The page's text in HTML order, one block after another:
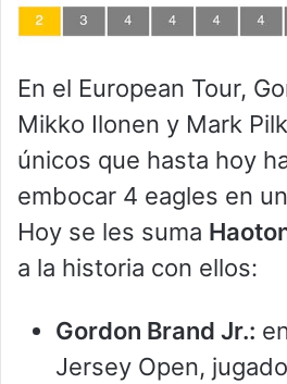
En el European Tour,
Mikko Ilonen y Mark
únicos que hasta hoy
embocar 4 eagles en
Hoy se les suma
a la historia con ellos:
Gordon Brand Jr.:
Jersey Open,